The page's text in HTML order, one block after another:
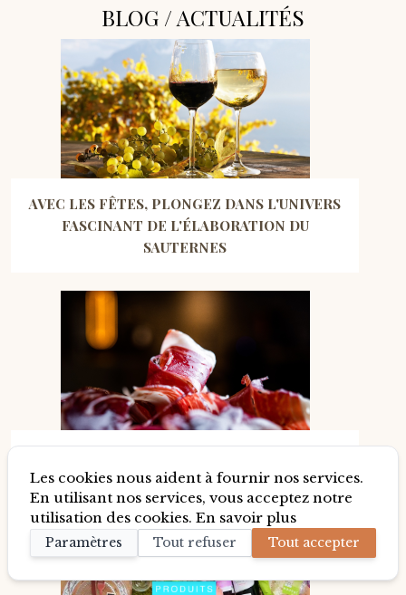
BLOG / ACTUALITÉS
AVEC LES FÊTES, PLONGEZ DANS L'UNIVERS
FASCINANT DE L'ÉLABORATION DU
SAUTERNES
PATA NEGRA DE BELLOTA EST-IL SI BON ?
Les cookies nous aident à fournir nos services.
En utilisant nos services, vous acceptez notre
utilisation des cookies. En savoir plus
Paramètres Tout refuser Tout accepter